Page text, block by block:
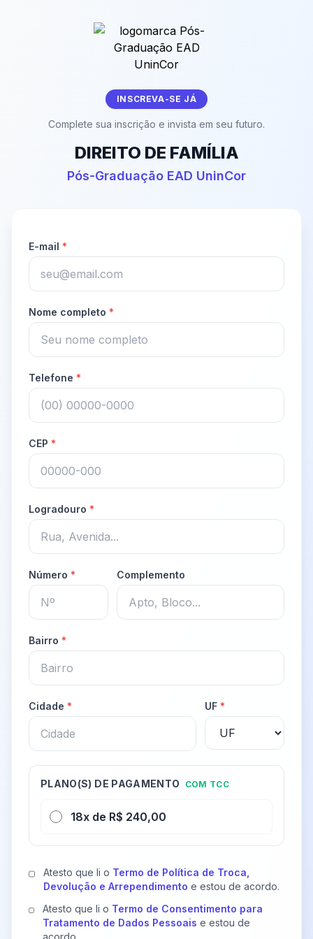
INSCREVA-SE JÁ
Complete sua inscrição e invista em seu futuro.
DIREITO DE FAMÍLIA
Pós-Graduação EAD UninCor
E-mail *
Nome completo *
Telefone *
CEP *
Logradouro *
Número * Complemento
Bairro *
Cidade * UF *
PLANO(S) DE PAGAMENTO COM TCC
18x de R$ 240,00
Atesto que li o Termo de Política de Troca,
Devolução e Arrependimento e estou de acordo.
Atesto que li o Termo de Consentimento para
Tratamento de Dados Pessoaise estou de